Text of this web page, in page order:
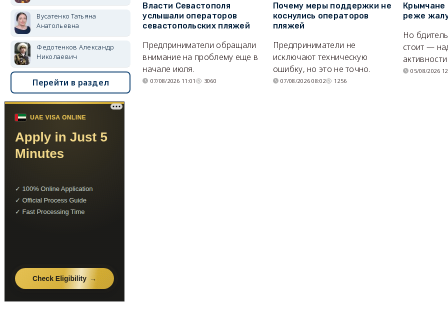
Власти Севастополя
услышали операторов
севастопольских пляжей
Предприниматели обращали
внимание на проблему еще в
начале июля.
07/08/2026 11:01 3060
Почему меры поддержки не
коснулись операторов
пляжей
Предприниматели не
исключают техническую
ошибку, но это не точно.
07/08/2026 08:02 1256
Крымчане
реже
Но
стоит —
05/08/2026
Вусатенко Татьяна
Анатольевна
Федотенков Александр
Николаевич
Перейти в раздел